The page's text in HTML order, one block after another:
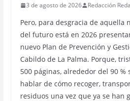
3 de agosto de 2026 Redacción
Pero, para desgracia de aquella
del futuro está en 2026
nuevo Plan de Prevención y
Cabildo de La Palma. Porque,
500 páginas, alrededor del 90 %
hablar de cómo recoger,
residuos una vez que ya se han